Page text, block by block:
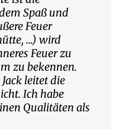
Spaß und
Feuer
…) wird
Feuer zu
zu bekennen.
leitet die
Ich habe
Qualitäten als